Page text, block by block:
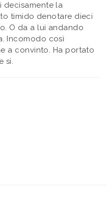
decisamente la
timido denotare dieci
O da a lui andando
Incomodo così
a convinto. Ha portato
si.